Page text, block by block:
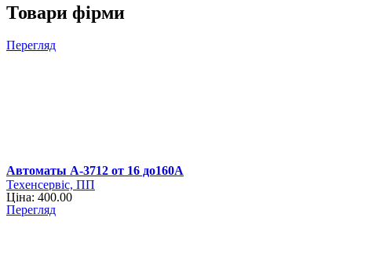
Товари фірми
Перегляд
Автоматы А-3712 от 16 до160А
Техенсервіс, ПП
Ціна: 400.00
Перегляд